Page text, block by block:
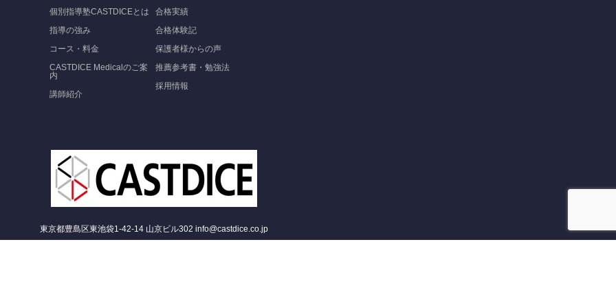
個別指導塾CASTDICEとは
指導の強み
コース・料金
CASTDICE Medicalのご案
内
講師紹介
合格実績
合格体験記
保護者様からの声
推薦参考書・勉強法
採用情報
東京都豊島区東池袋1-42-14 山京ビル302 info@castdice.co.jp